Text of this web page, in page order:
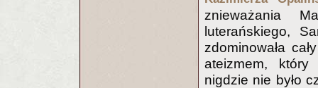
znieważania
luterańskiego,
zdominowała
ateizmem, który
nigdzie nie było